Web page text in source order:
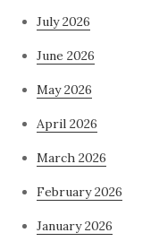
July 2026
June 2026
May 2026
April 2026
March 2026
February 2026
January 2026